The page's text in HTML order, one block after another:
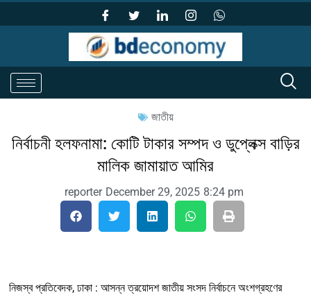
জাতীয়
নির্বাচনী হলফনামা: কোটি টাকার সম্পদ ও ডুপ্লেক্স বাড়ির
মালিক জামায়াত আমির
reporter December 29, 2025 8:24 pm
নিজস্ব প্রতিবেদক, ঢাকা : আসন্ন ত্রয়োদশ জাতীয় সংসদ নির্বাচনে অংশগ্রহণের